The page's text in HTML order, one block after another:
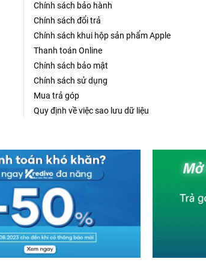
Chính sách bảo hành
Chính sách đổi trả
Chính sách khui hộp sản phẩm Apple
Thanh toán Online
Chính sách bảo mật
Chính sách sử dụng
Mua trả góp
Quy định về việc sao lưu dữ liệu